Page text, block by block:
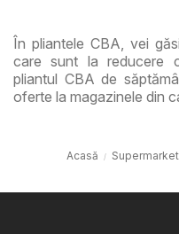
În pliantele CBA, vei
care sunt la reducere
pliantul CBA de
oferte la magazinele din
Acasă